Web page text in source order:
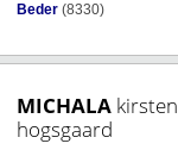
Beder (8330)
MICHALA kirsten
hogsgaard